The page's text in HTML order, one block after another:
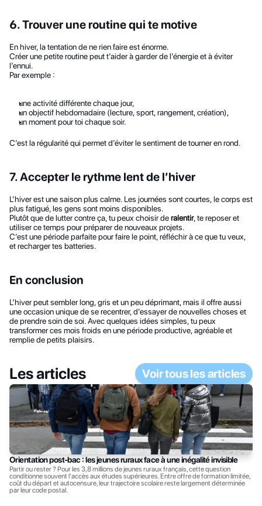
6. Trouver une routine qui te motive
En hiver, la tentation de ne rien faire est énorme.
Créer une petite routine peut t’aider à garder de l’énergie et à éviter
l’ennui.
Par exemple :
une activité différente chaque jour,
un objectif hebdomadaire (lecture, sport, rangement, création),
un moment pour toi chaque soir.
C’est la régularité qui permet d’éviter le sentiment de tourner en rond.
7. Accepter le rythme lent de l’hiver
L’hiver est une saison plus calme. Les journées sont courtes, le corps est
plus fatigué, les gens sont moins disponibles.
Plutôt que de lutter contre ça, tu peux choisir de ralentir, te reposer et
utiliser ce temps pour préparer de nouveaux projets.
C’est une période parfaite pour faire le point, réfléchir à ce que tu veux,
et recharger tes batteries.
En conclusion
L’hiver peut sembler long, gris et un peu déprimant, mais il offre aussi
une occasion unique de se recentrer, d’essayer de nouvelles choses et
de prendre soin de soi. Avec quelques idées simples, tu peux
transformer ces mois froids en une période productive, agréable et
remplie de petits plaisirs.
Les articles Voir tous les articles
Orientation post-bac : les jeunes ruraux face à une inégalité invisible
Partir ou rester ? Pour les 3,8 millions de jeunes ruraux français, cette question
conditionne souvent l'accès aux études supérieures. Entre offre de formation limitée,
coût du départ et autocensure, leur trajectoire scolaire reste largement déterminée
par leur code postal.